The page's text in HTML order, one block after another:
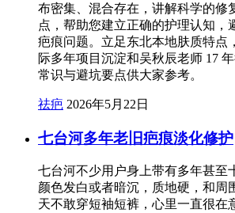
布密集、混合存在，讲解科学的修
点，帮助您建立正确的护理认知，
疤痕问题。立足东北本地肤质特点
际多年项目沉淀和吴秋辰老师 17
常识与避坑要点供大家参考。
祛疤 2026年5月22日
七台河多年老旧疤痕淡化修护
七台河不少用户身上带有多年甚至
颜色发白或者暗沉，质地硬，和周
天不敢穿短袖短裤，心里一直很在